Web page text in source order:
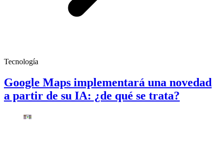
Tecnología
Google Maps implementará una novedad
a partir de su IA: ¿de qué se trata?